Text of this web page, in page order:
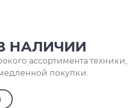
НАЛИЧИИ
ассортимента техники,
покупки.